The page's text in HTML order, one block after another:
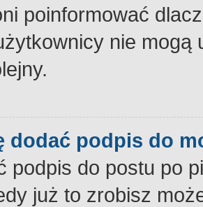
poinformować
nie
dodać podpis do
podpis do postu po
już to zrobisz